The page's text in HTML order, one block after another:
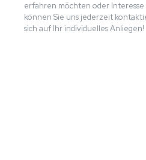
erfahren möchten oder
können Sie uns jederzeit
sich auf Ihr individuelles Anliegen!